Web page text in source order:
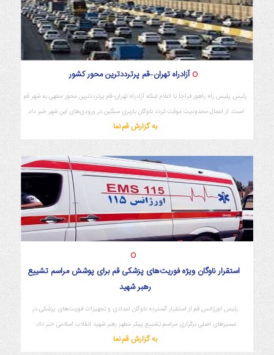
آزادراه تهران–قم پرترددترین محور کشور
رئیس پلیس راه راهور فراجا با اعلام اینکه آزادراه تهران–قم پرترددترین محور منتهی به شهر قم
است، از اعمال محدودیت موقت تردد ناوگان باربری سنگین در ورودی‌های این شهر خبر داد.
به گزارش قم نما
استقرار ناوگان ویژه فوریت‌های پزشکی قم برای پوشش مراسم تشییع
رهبر شهید
رئیس اورژانس قم از استقرار گسترده ناوگان امدادی و تجهیزات فوریت‌های پزشکی در
مسیرهای اصلی برگزاری مراسم تشییع پیکر مطهر رهبر شهید انقلاب اسلامی خبر داد.
به گزارش قم نما